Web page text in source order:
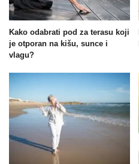
Kako odabrati pod za terasu koji
je otporan na kišu, sunce i
vlagu?